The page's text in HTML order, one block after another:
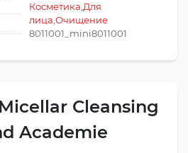
Косметика,Для
лица,Очищение
8011001_mini8011001
Cleansing
Academie